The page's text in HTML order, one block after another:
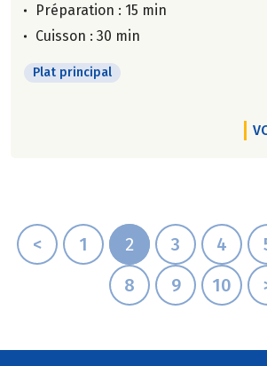
Préparation : 15 min
Cuisson : 30 min
Plat principal
< 1 2 3 4
8
9 10